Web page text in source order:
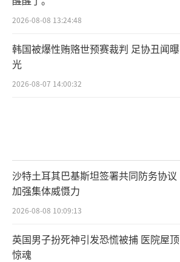
2026-08-08 13:24:48
韩国被爆性贿赂世预赛裁判 足协丑闻曝
光
2026-08-07 14:00:32
沙特土耳其巴基斯坦签署共同防务协议
加强集体威慑力
2026-08-08 10:09:13
英国男子扮死神引发恐慌被捕 医院屋顶
惊魂